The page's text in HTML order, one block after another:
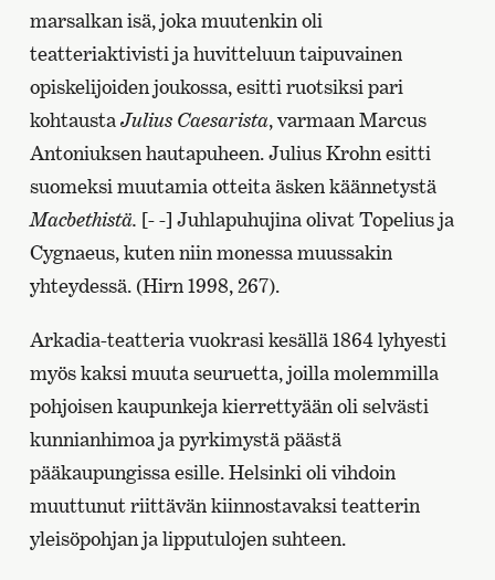
marsalkan isä, joka muutenkin oli
teatteriaktivisti ja huvitteluun taipuvainen
opiskelijoiden joukossa, esitti ruotsiksi pari
kohtaustaJulius Caesarista, varmaan Marcus
Antoniuksen hautapuheen. Julius Krohn esitti
suomeksi muutamia otteita äsken käännetystä
Macbethistä. [- -] Juhlapuhujina olivat Topelius ja
Cygnaeus, kuten niin monessa muussakin
yhteydessä. (Hirn 1998, 267).
Arkadia-teatteria vuokrasi kesällä 1864 lyhyesti
myös kaksi muuta seuruetta, joilla molemmilla
pohjoisen kaupunkeja kierrettyään oli selvästi
kunnianhimoa ja pyrkimystä päästä
pääkaupungissa esille. Helsinki oli vihdoin
muuttunut riittävän kiinnostavaksi teatterin
yleisöpohjan ja lipputulojen suhteen.